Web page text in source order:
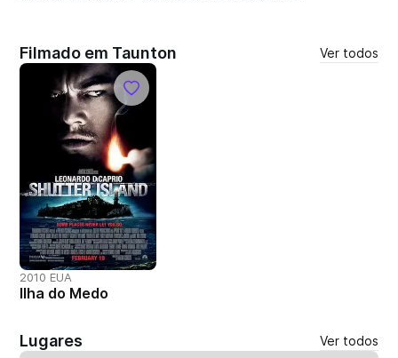
Filmado em Taunton Ver todos
2010 EUA
Ilha do Medo
Lugares Ver todos